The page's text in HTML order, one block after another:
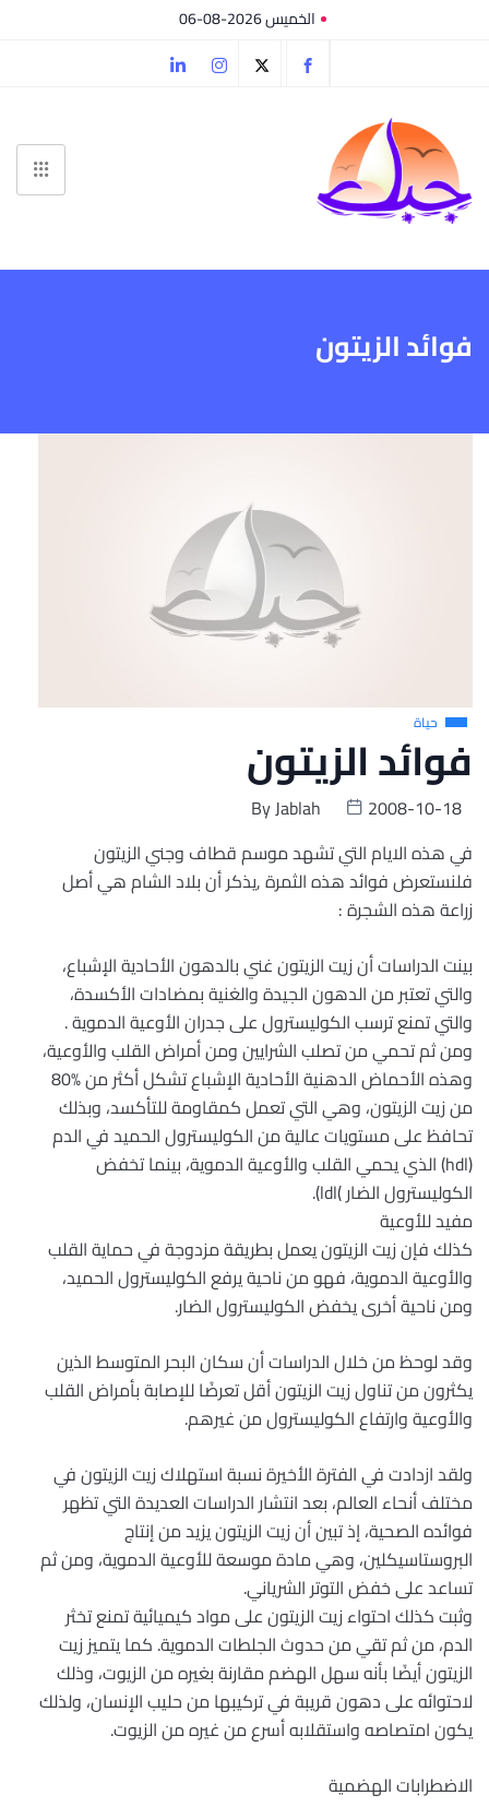
الخميس 2026-08-06
فوائد الزيتون
حياة
فوائد الزيتون
ByJablah
2008-10-18
في هذه الايام التي تشهد موسم قطاف وجني الزيتون
فلنستعرض فوائد هذه الثمرة ,يذكر أن بلاد الشام هي أصل
زراعة هذه الشجرة :
بينت الدراسات أن زيت الزيتون غني بالدهون الأحادية الإشباع،
والتي تعتبر من الدهون الجيدة والغنية بمضادات الأكسدة،
والتي تمنع ترسب الكوليسترول على جدران الأوعية الدموية .
ومن ثم تحمي من تصلب الشرايين ومن أمراض القلب والأوعية،
وهذه الأحماض الدهنية الأحادية الإشباع تشكل أكثر من %80
من زيت الزيتون، وهي التي تعمل كمقاومة للتأكسد، وبذلك
تحافظ على مستويات عالية من الكوليسترول الحميد في الدم
(hdl) الذي يحمي القلب والأوعية الدموية، بينما تخفض
الكوليسترول الضار )ldl).
مفيد للأوعية
كذلك فإن زيت الزيتون يعمل بطريقة مزدوجة في حماية القلب
والأوعية الدموية، فهو من ناحية يرفع الكوليسترول الحميد،
ومن ناحية أخرى يخفض الكوليسترول الضار.
وقد لوحظ من خلال الدراسات أن سكان البحر المتوسط الذين
يكثرون من تناول زيت الزيتون أقل تعرضًا للإصابة بأمراض القلب
والأوعية وارتفاع الكوليسترول من غيرهم.
ولقد ازدادت في الفترة الأخيرة نسبة استهلاك زيت الزيتون في
مختلف أنحاء العالم، بعد انتشار الدراسات العديدة التي تظهر
فوائده الصحية، إذ تبين أن زيت الزيتون يزيد من إنتاج
البروستاسيكلين، وهي مادة موسعة للأوعية الدموية، ومن ثم
تساعد على خفض التوتر الشرياني.
وثبت كذلك احتواء زيت الزيتون على مواد كيميائية تمنع تخثر
الدم، من ثم تقي من حدوث الجلطات الدموية. كما يتميز زيت
الزيتون أيضًا بأنه سهل الهضم مقارنة بغيره من الزيوت، وذلك
لاحتوائه على دهون قريبة في تركيبها من حليب الإنسان، ولذلك
يكون امتصاصه واستقلابه أسرع من غيره من الزيوت.
الاضطرابات الهضمية